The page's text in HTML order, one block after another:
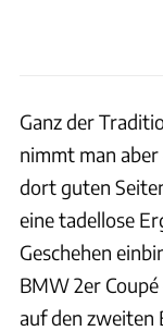
Ganz der
nimmt man
dort guten
eine tadellose
Geschehen
BMW 2er
auf den zweiten